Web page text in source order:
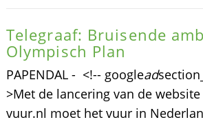
Telegraaf: Bruisende
Olympisch Plan
PAPENDAL - <!-- googlead
>Met de lancering van de
vuur.nl moet het vuur in